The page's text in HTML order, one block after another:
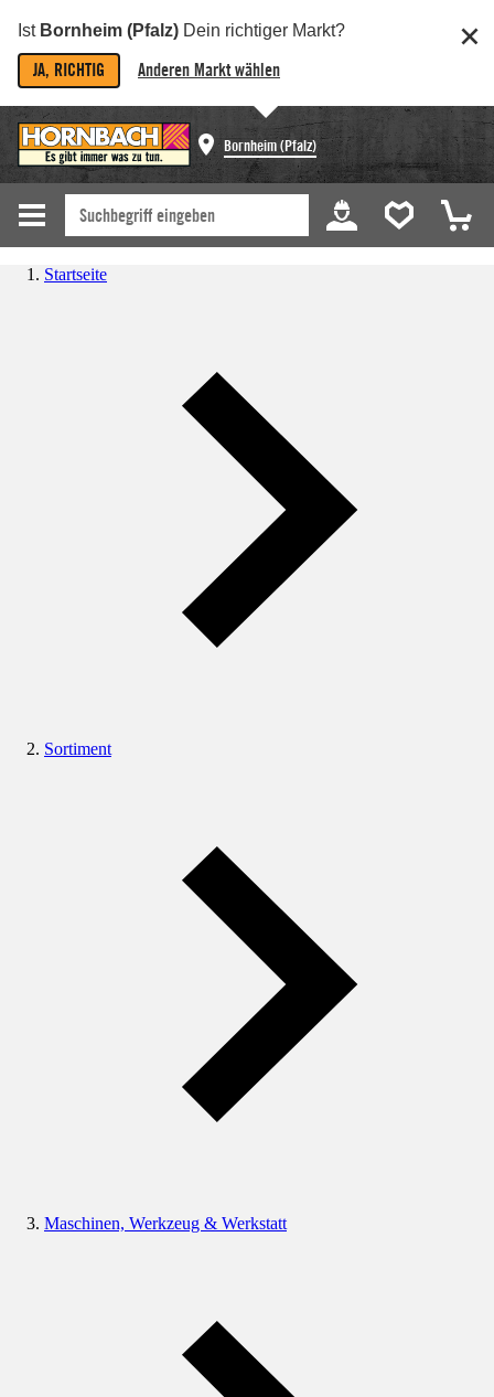
Ist Bornheim (Pfalz) Dein richtiger Markt?
JA, RICHTIG Anderen Markt wählen
Bornheim (Pfalz)
Startseite
Sortiment
Maschinen, Werkzeug & Werkstatt